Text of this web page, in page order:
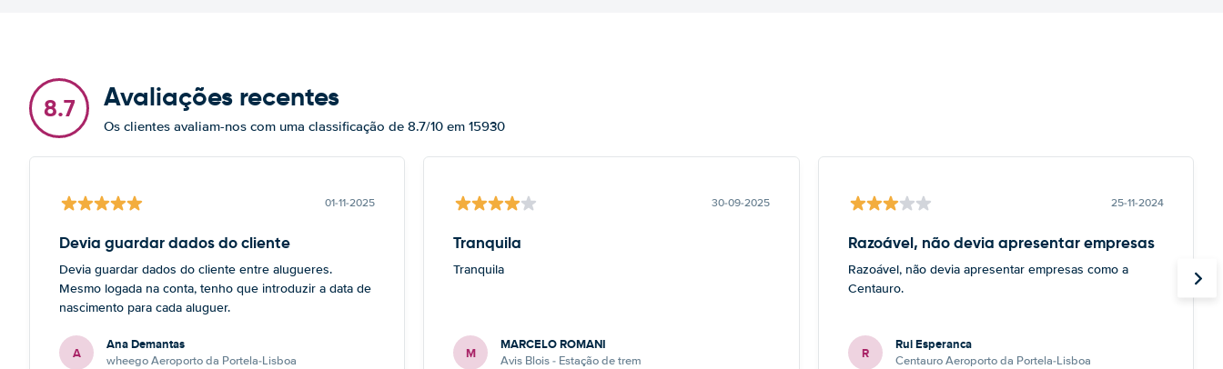
8.7 Avaliações recentes
Os clientes avaliam-nos com uma classificação de 8.7/10 em 15930
01-11-2025
Devia guardar dados do cliente
Devia guardar dados do cliente entre alugueres.
Mesmo logada na conta, tenho que introduzir a data de
nascimento para cada aluguer.
A Ana Demantas
wheego Aeroporto da Portela-Lisboa
30-09-2025
Tranquila
Tranquila
M MARCELO ROMANI
Avis Blois - Estação de trem
25-11-2024
Razoável, não devia apresentar empresas
Razoável, não devia apresentar empresas como a
Centauro.
R Rui Esperanca
Centauro Aeroporto da Portela-Lisboa